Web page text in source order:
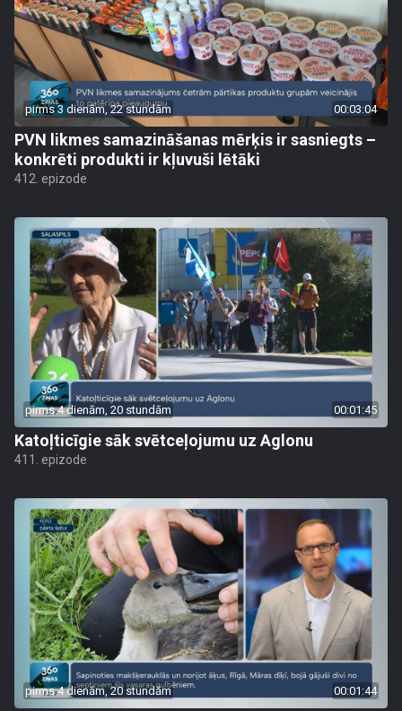
pirms 3 dienām, 22 stundām 00:03:04
PVN likmes samazināšanas mērķis ir sasniegts –
konkrēti produkti ir kļuvuši lētāki
412. epizode
pirms 4 dienām, 20 stundām 00:01:45
Katoļticīgie sāk svētceļojumu uz Aglonu
411. epizode
pirms 4 dienām, 20 stundām 00:01:44